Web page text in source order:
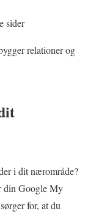
sider
relationer og
i dit nærområde?
din Google My
for, at du